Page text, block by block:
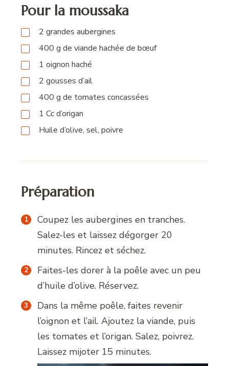
Pour la moussaka
2 grandes aubergines
400 g de viande hachée de bœuf
1 oignon haché
2 gousses d’ail
400 g de tomates concassées
1 Ccd’origan
Huile d’olive, sel, poivre
Préparation
Coupez les aubergines en tranches.
Salez-les et laissez dégorger 20
minutes. Rincez et séchez.
Faites-les dorer à la poêle avec un peu
d’huile d’olive. Réservez.
Dans la même poêle, faites revenir
l’oignon et l’ail. Ajoutez la viande, puis
les tomates et l’origan. Salez, poivrez.
Laissez mijoter 15 minutes.